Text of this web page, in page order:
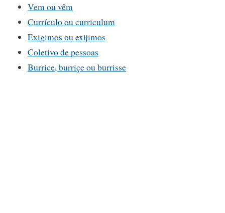
Vem ou vêm
Currículo ou curriculum
Exigimos ou exijimos
Coletivo de pessoas
Burrice, burriçe ou burrisse